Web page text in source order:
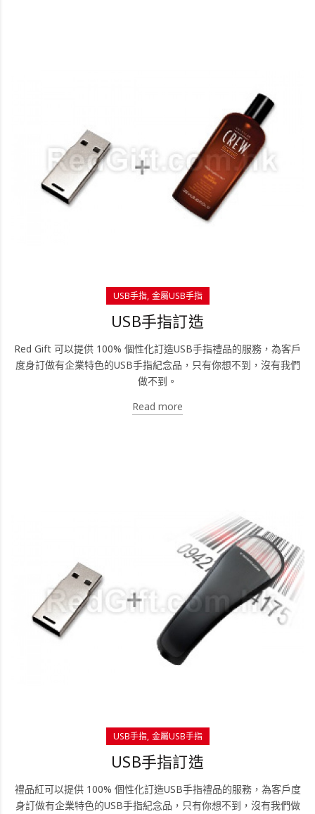
USB手指 金屬USB手指
USB手指訂造
Red Gift 可以提供 100% 個性化訂造USB手指禮品的服務，為客戶
度身訂做有企業特色的USB手指紀念品，只有你想不到，沒有我們
做不到。
Read more
USB手指 金屬USB手指
USB手指訂造
禮品紅可以提供 100% 個性化訂造USB手指禮品的服務，為客戶度
身訂做有企業特色的USB手指紀念品，只有你想不到，沒有我們做